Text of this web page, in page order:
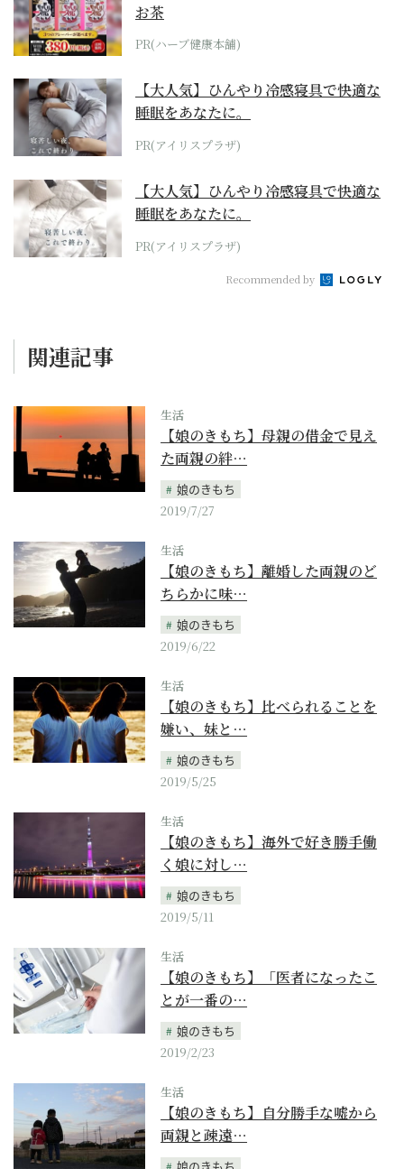
お茶
PR(ハーブ健康本舗)
【大人気】ひんやり冷感寝具で快適な
睡眠をあなたに。
PR(アイリスプラザ)
【大人気】ひんやり冷感寝具で快適な
睡眠をあなたに。
PR(アイリスプラザ)
Recommended by
関連記事
生活
【娘のきもち】母親の借金で見え
た両親の絆…
娘のきもち
2019/7/27
生活
【娘のきもち】離婚した両親のど
ちらかに味…
娘のきもち
2019/6/22
生活
【娘のきもち】比べられることを
嫌い、妹と…
娘のきもち
2019/5/25
生活
【娘のきもち】海外で好き勝手働
く娘に対し…
娘のきもち
2019/5/11
生活
【娘のきもち】「医者になったこ
とが一番の…
娘のきもち
2019/2/23
生活
【娘のきもち】自分勝手な嘘から
両親と疎遠…
娘のきもち